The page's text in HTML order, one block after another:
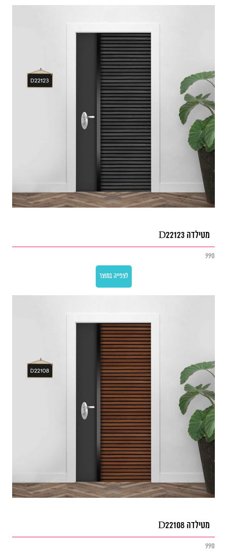
מטילדה D22123
990
לצפייה במוצר
מטילדה D22108
990